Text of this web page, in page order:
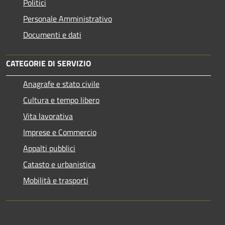
Personale Amministrativo
Documenti e dati
CATEGORIE DI SERVIZIO
Anagrafe e stato civile
Cultura e tempo libero
Vita lavorativa
Imprese e Commercio
Appalti pubblici
Catasto e urbanistica
Mobilità e trasporti